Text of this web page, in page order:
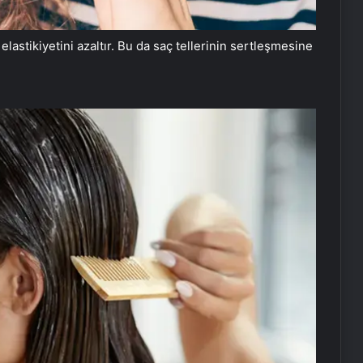
azaltır. Bu da saç tellerinin sertleşmesine